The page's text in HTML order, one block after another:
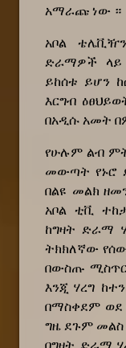
አማራጩ ነው ።
አቦል
ድራማዎች ላይ
ይከሰቱ ይሆን
እርግብ
በአዲሱ አመት
የሁሉም ልብ
መውጣት የኑሮ
በልዩ መልክ
አቦል ቲቪ
ከግዛት ድራማ
ትክክለኛው
በውስጡ
እንጂ ሃረግ
በማስቀደም ወደ
ግዜ ደጉም
በግዛት ድራማ